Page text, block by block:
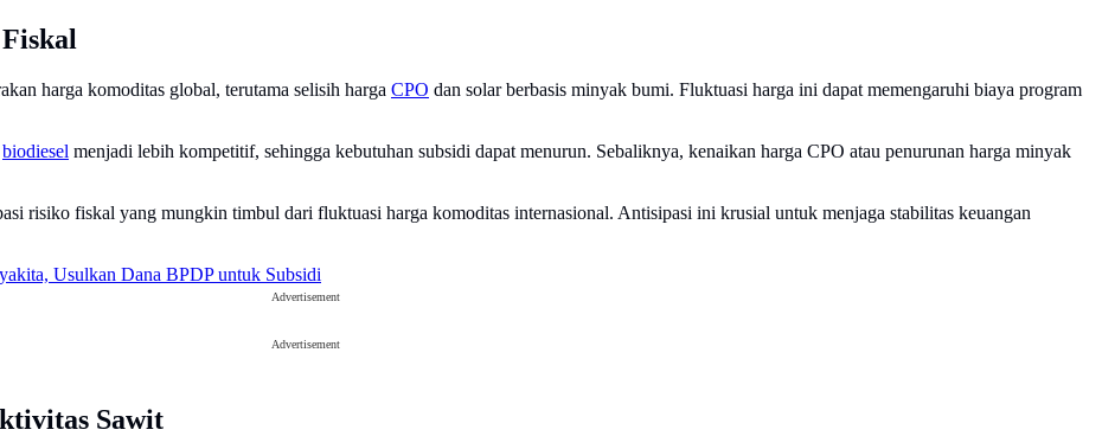
harga komoditas global, terutama selisih harga CPO dan solar berbasis minyak bumi. Fluktuasi harga ini dapat memengaruhi biaya program
biodiesel menjadi lebih kompetitif, sehingga kebutuhan subsidi dapat menurun. Sebaliknya, kenaikan harga CPO atau penurunan harga minyak
risiko fiskal yang mungkin timbul dari fluktuasi harga komoditas internasional. Antisipasi ini krusial untuk menjaga stabilitas keuangan
Usulkan Dana BPDP untuk Subsidi
Advertisement
Advertisement
Sawit